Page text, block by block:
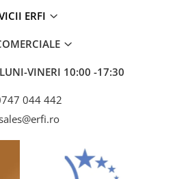
ERFI
LUNI-VINERI 10:00 -17:30
044 442